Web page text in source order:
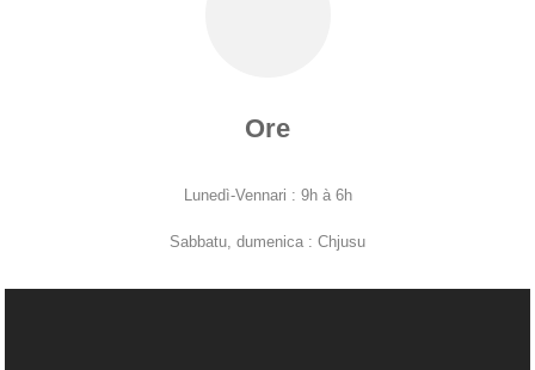
Ore
Lunedì-Vennari : 9h à 6h
Sabbatu, dumenica : Chjusu